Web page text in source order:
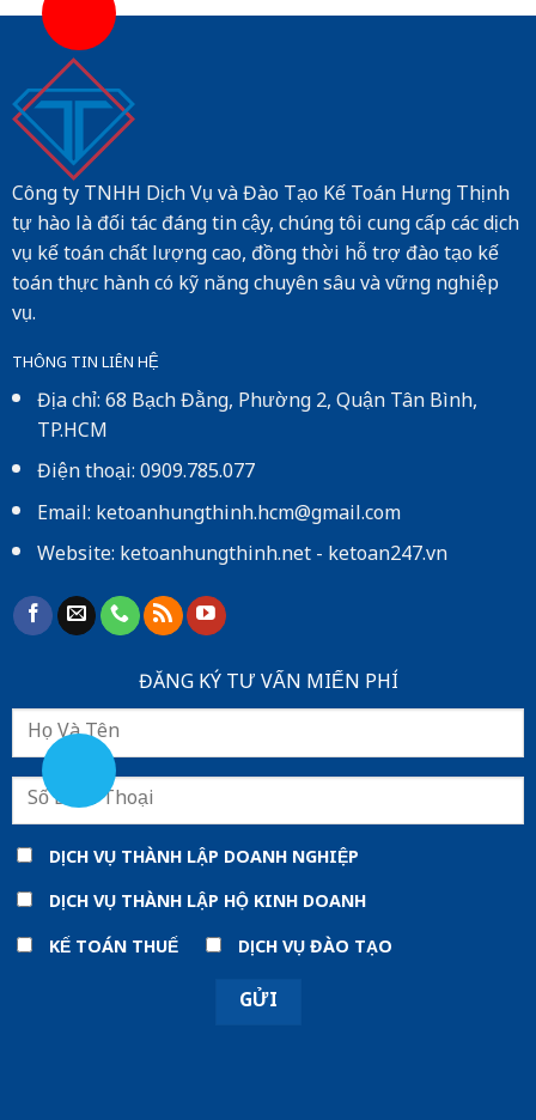
Công ty TNHH Dịch Vụ và Đào Tạo Kế Toán Hưng Thịnh
tự hào là đối tác đáng tin cậy, chúng tôi cung cấp các dịch
vụ kế toán chất lượng cao, đồng thời hỗ trợ đào tạo kế
toán thực hành có kỹ năng chuyên sâu và vững nghiệp
vụ.
THÔNG TIN LIÊN HỆ
Địa chỉ: 68 Bạch Đằng, Phường 2, Quận Tân Bình,
TP.HCM
Điện thoại: 0909.785.077
Email: ketoanhungthinh.hcm@gmail.com
Website:ketoanhungthinh.net-ketoan247.vn
ĐĂNG KÝ TƯ VẤN MIẾN PHÍ
DỊCH VỤ THÀNH LẬP DOANH NGHIỆP
DỊCH VỤ THÀNH LẬP HỘ KINH DOANH
KẾ TOÁN THUẾ
DỊCH VỤ ĐÀO TẠO